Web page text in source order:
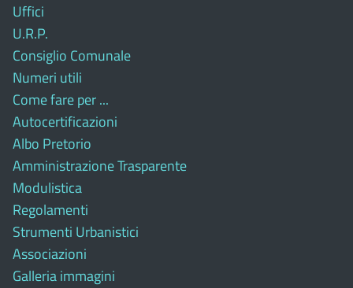
Uffici
U.R.P.
Consiglio Comunale
Numeri utili
Come fare per ...
Autocertificazioni
Albo Pretorio
Amministrazione Trasparente
Modulistica
Regolamenti
Strumenti Urbanistici
Associazioni
Galleria immagini